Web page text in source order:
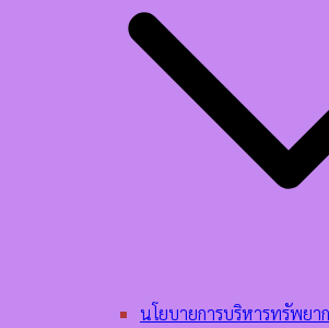
นโยบายการบริหารทรัพยา